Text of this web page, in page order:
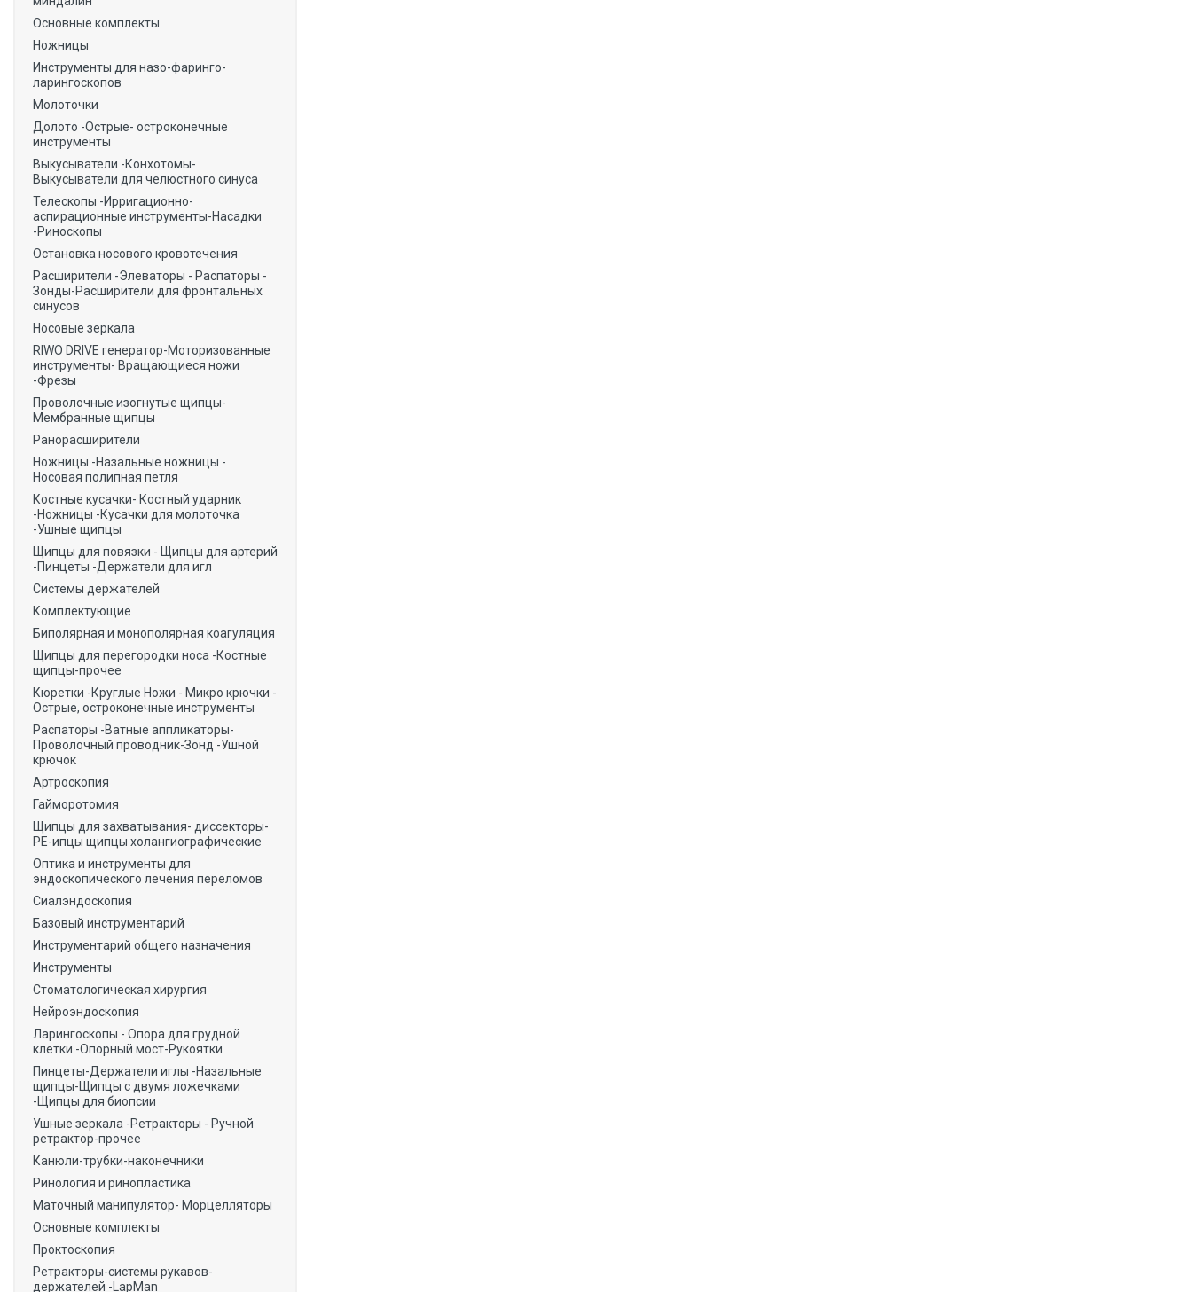
Основные комплекты
Ножницы
Инструменты для назо-фаринго-
ларингоскопов
Молоточки
Долото -Острые- остроконечные
инструменты
Выкусыватели -Конхотомы-
Выкусыватели для челюстного синуса
Телескопы -Ирригационно-
аспирационные инструменты-Насадки
-Риноскопы
Остановка носового кровотечения
Расширители -Элеваторы - Распаторы -
Зонды-Расширители для фронтальных
синусов
Носовые зеркала
RIWO DRIVE генератор-Моторизованные
инструменты- Вращающиеся ножи
-Фрезы
Проволочные изогнутые щипцы-
Мембранные щипцы
Ранорасширители
Ножницы -Назальные ножницы -
Носовая полипная петля
Костные кусачки- Костный ударник
-Ножницы -Кусачки для молоточка
-Ушные щипцы
Щипцы для повязки - Щипцы для артерий
-Пинцеты -Держатели для игл
Системы держателей
Комплектующие
Биполярная и монополярная коагуляция
Щипцы для перегородки носа -Костные
щипцы-прочее
Кюретки -Круглые Ножи - Микро крючки -
Острые, остроконечные инструменты
Распаторы -Ватные аппликаторы-
Проволочный проводник-Зонд -Ушной
крючок
Артроскопия
Гайморотомия
Щипцы для захватывания- диссекторы-
РЕ-ипцы щипцы холангиографические
Оптика и инструменты для
эндоскопического лечения переломов
Сиалэндоскопия
Базовый инструментарий
Инструментарий общего назначения
Инструменты
Стоматологическая хирургия
Нейроэндоскопия
Ларингоскопы - Опора для грудной
клетки -Опорный мост-Рукоятки
Пинцеты-Держатели иглы -Назальные
щипцы-Щипцы с двумя ложечками
-Щипцы для биопсии
Ушные зеркала -Ретракторы - Ручной
ретрактор-прочее
Канюли-трубки-наконечники
Ринология и ринопластика
Маточный манипулятор- Морцелляторы
Основные комплекты
Проктоскопия
Ретракторы-системы рукавов-
держателей -LapMan